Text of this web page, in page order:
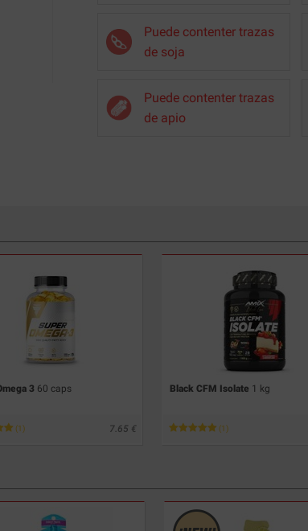
Puede contenter trazas
de soja
Puede contenter trazas
de apio
3 60 caps
(1) 7.65
Black CFM Isolate 1 kg
(1)